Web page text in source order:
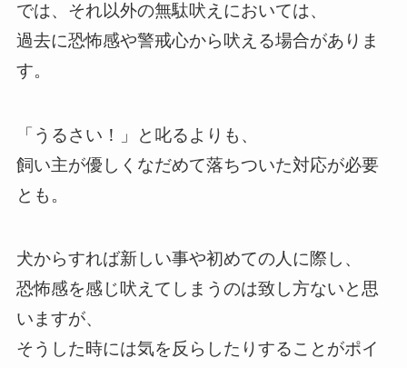
では、それ以外の無駄吠えにおいては、
過去に恐怖感や警戒心から吠える場合がありま
す。
「うるさい！」と叱るよりも、
飼い主が優しくなだめて落ちついた対応が必要
とも。
犬からすれば新しい事や初めての人に際し、
恐怖感を感じ吠えてしまうのは致し方ないと思
いますが、
そうした時には気を反らしたりすることがポイ